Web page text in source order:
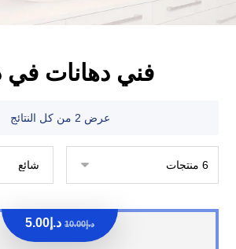
فني دهانات في
عرض ⁦2⁩ من كل النتائج
د.إ10.00 د.إ 5.00